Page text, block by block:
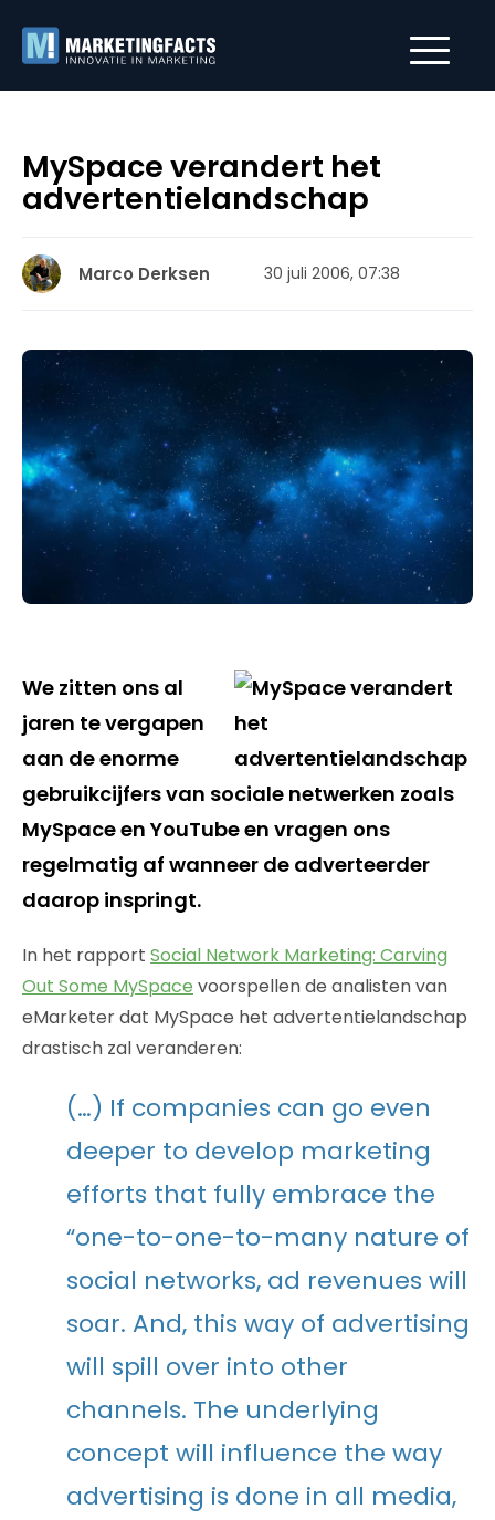
MySpace verandert het
advertentielandschap
Marco Derksen 30 juli 2006, 07:38
We zitten ons al
jaren te vergapen
aan de enorme
gebruikcijfers van sociale netwerken zoals
MySpace en YouTube en vragen ons
regelmatig af wanneer de adverteerder
daarop inspringt.
In het rapport Social Network Marketing: Carving
Out Some MySpace voorspellen de analisten van
eMarketer dat MySpace het advertentielandschap
drastisch zal veranderen:
(…) If companies can go even
deeper to develop marketing
efforts that fully embrace the
“one-to-one-to-many nature of
social networks, ad revenues will
soar. And, this way of advertising
will spill over into other
channels. The underlying
concept will influence the way
advertising is done in all media,